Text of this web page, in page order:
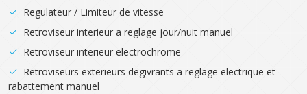
Regulateur / Limiteur de vitesse
Retroviseur interieur a reglage jour/nuit manuel
Retroviseur interieur electrochrome
Retroviseurs exterieurs degivrants a reglage electrique et
rabattement manuel